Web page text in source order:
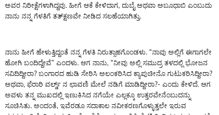
ಅವರ ನಿರೀಕ್ಷೆಗಳಾಗಿದ್ದವು. ಹೀಗೆ ಆಕೆ ಕೇಳಿದಾಗ, ದುಬೈ ಅಥವಾ ಅಬೂಧಾಬಿ ಎಂಬುದು
ನಾನು ನನ್ನ ಗೆಳತಿಗೆ ತತ್‌ಕ್ಷಣವೇ ನೀಡಿದ ಸಲಹೆಯಾಗಿತ್ತು.
ನಾನು ಹೀಗೆ ಹೇಳುತ್ತಿದ್ದಂತೆ ನನ್ನ ಗೆಳತಿ ನಿರುತ್ಸಾಹಗೊಂಡಳು. “ನಾವು ಅಲ್ಲಿಗೆ ಈಗಾಗಲೇ
ಹೋಗಿ ಬಂದಿದ್ದೇವೆ” ಎಂದಳು. ಆಗ ನಾನು, “ನೀವು ಅಲ್ಲಿ ಸಮುದ್ರ ತಳದಲ್ಲಿ ಭೋಜನ
ಸವಿದಿದ್ದೀರಾ? ಬಂಗಾರದ ಹುಡಿ ಸೇರಿಸಿ ಅಲಂಕರಿಸಿದ ಕ್ಯಾಪುಚೀನೊ ಗುಟುಕರಿಸಿದ್ದೀರಾ?
ಅಥವಾ, ಫೆರಾರಿ ವರ್ಲ್ಡ್ ನ ಛಾವಣಿ ಮೇಲೆ ನಡಿಗೆ ಮಾಡಿದ್ದೀರಾ?- ಎಂದು ಕೇಳಿದೆ. ಆಗ
ಅವಳು ತನ್ನ ಮುಖದಲ್ಲಿ ಇಣುಕಿಸಿದ ನಗೆಯೇ ಎಲ್ಲಕ್ಕೂ ಉತ್ತರವೇನೆಂಬುದನ್ನು
ಸೂಚಿಸಿತು. ಅಂದಂತೆ, ಇವೆರಡೂ ಸದಾಕಾಲ ನವೀಕರಣಗೊಳ್ಳುತ್ತಲೇ ಇರುವ